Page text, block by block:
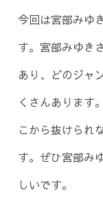
今回は宮部みゆ
す。宮部みゆき
あり、どのジャ
くさんあります
こから抜けられ
す。ぜひ宮部み
しいです。